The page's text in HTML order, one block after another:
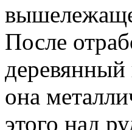
После
она
этого над